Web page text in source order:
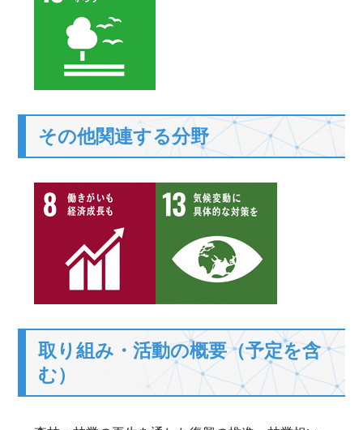
その他関連する分野
取り組み・活動の概要（予定を含
む）